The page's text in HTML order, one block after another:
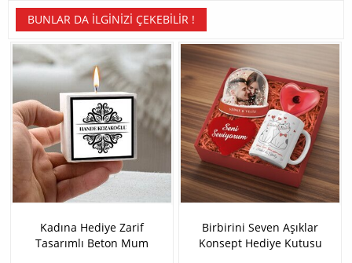
BUNLAR DA İLGINIZI ÇEKEBILIR !
Kadına Hediye Zarif
Tasarımlı Beton Mum
Birbirini Seven Aşıklar
Konsept Hediye Kutusu